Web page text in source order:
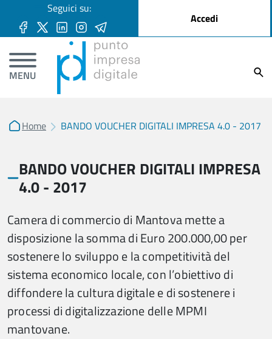
Seguici su: User account menu
Accedi
MENU
Home BANDO VOUCHER DIGITALI IMPRESA 4.0 - 2017
BANDO VOUCHER DIGITALI IMPRESA
4.0 - 2017
Camera di commercio di Mantova mette a
disposizione la somma di Euro 200.000,00 per
sostenere lo sviluppo e la competitività del
sistema economico locale, con l’obiettivo di
diffondere la cultura digitale e di sostenere i
processi di digitalizzazione delle MPMI
mantovane.